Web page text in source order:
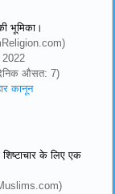
भूमिका।
2022
औसत: 7)
कानून
के लिए एक